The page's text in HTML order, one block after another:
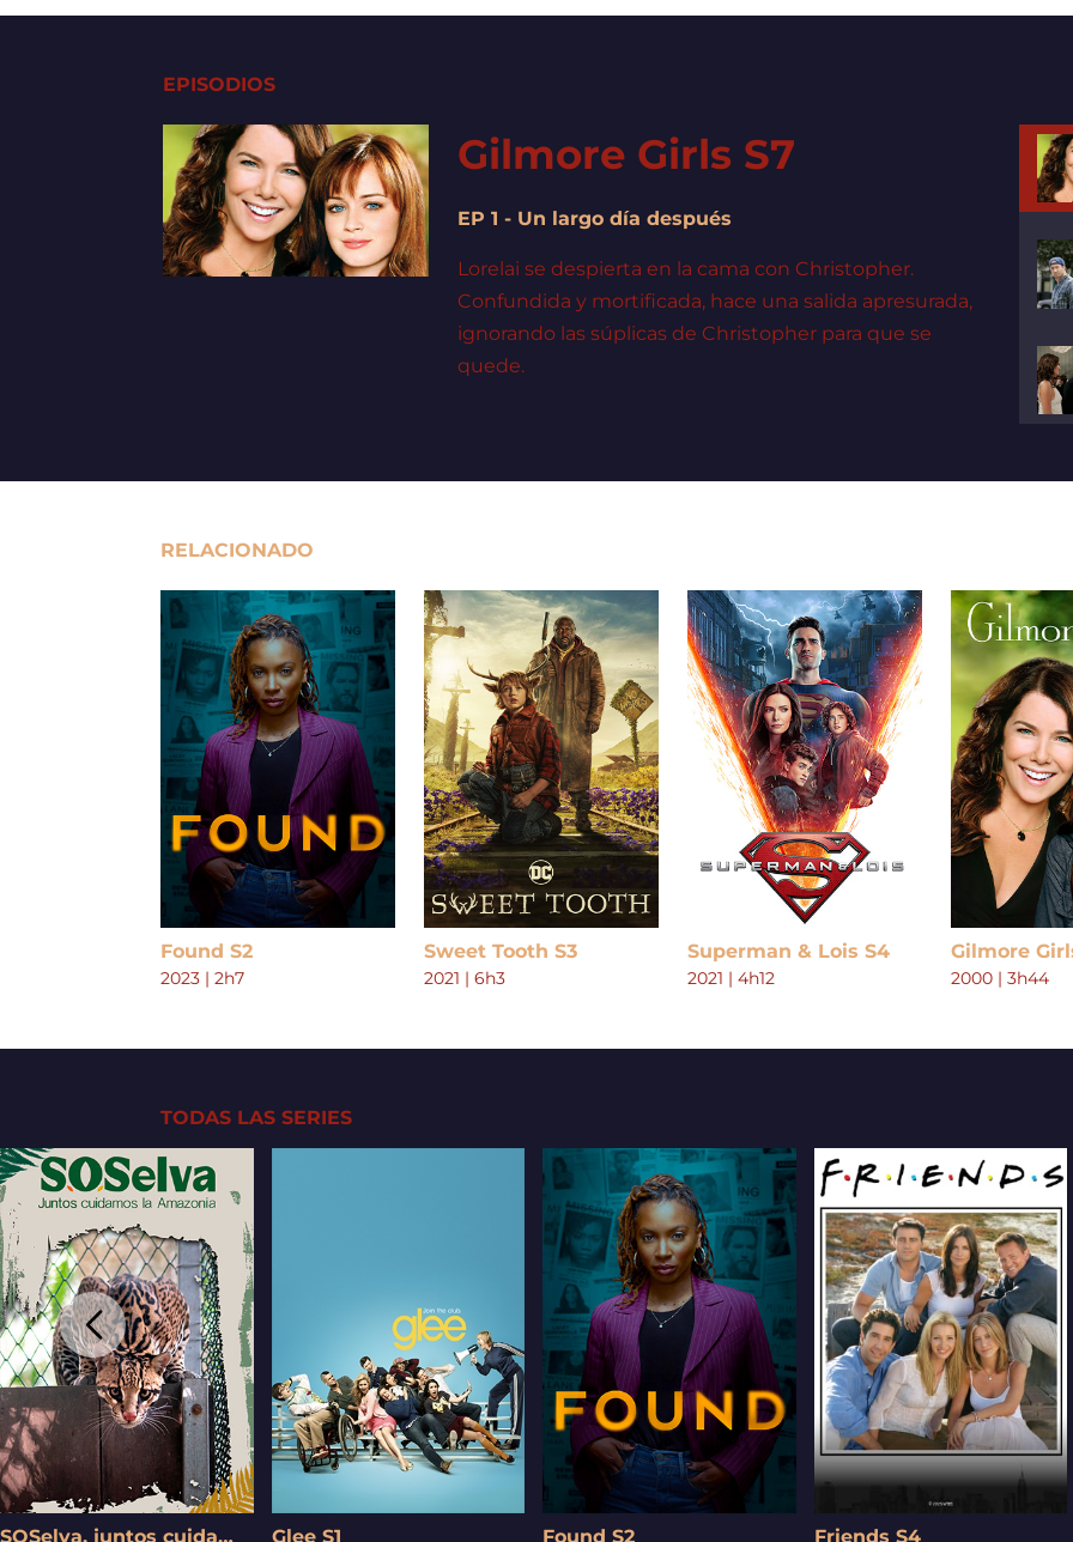
EPISODIOS
Gilmore Girls S7
EP 1 - Un largo día después
Lorelai se despierta en la cama con Christopher.
Confundida y mortificada, hace una salida apresurada,
ignorando las súplicas de Christopher para que se
quede.
RELACIONADO
Found S2
2023 |2h7
Sweet Tooth S3
2021 |6h3
Superman & Lois S4
2021 |4h12
Gilmore
2000| 3h44
TODAS LAS SERIES
SOSelva, juntos cuidamos la Amazonía S1 Glee S1 Found S2 Friends S4